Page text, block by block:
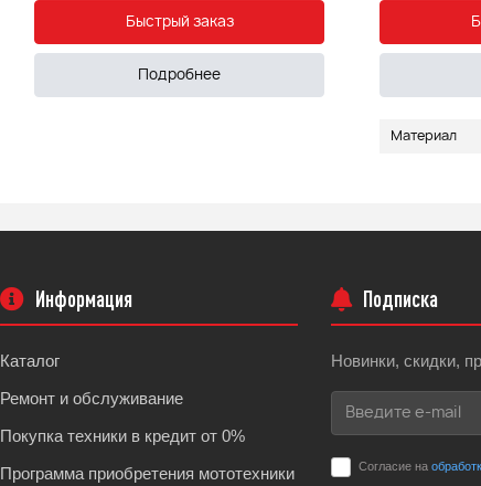
Быстрый заказ
Подробнее
Материал
Информация
Каталог
Ремонт и обслуживание
Покупка техники в кредит от 0%
Программа приобретения мототехники
Подписка
Новинки, скидки,
Согласие на